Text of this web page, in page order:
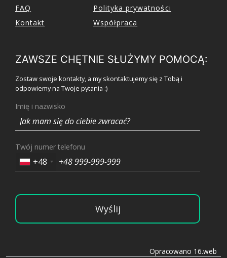
FAQ
Kontakt
Polityka prywatności
Współpraca
ZAWSZE CHĘTNIE SŁUŻYMY POMOCĄ:
Zostaw swoje kontakty, a my skontaktujemy się z Tobą i
odpowiemy na Twoje pytania :)
Imię i nazwisko
Twój numer telefonu
+48
Wyślij
Opracowano 16.web